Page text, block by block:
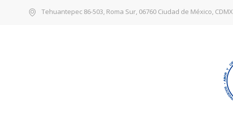
Tehuantepec 86-503, Roma Sur, 06760 Ciudad de México, CDMX